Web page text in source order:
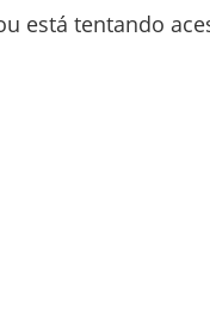
está tentando